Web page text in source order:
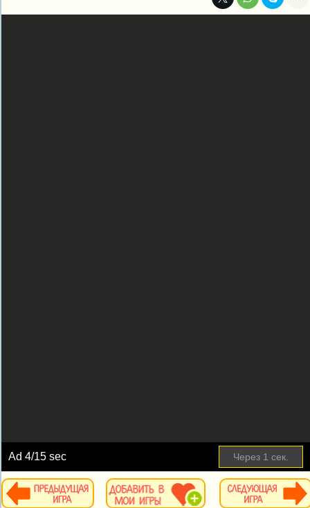
Ad4/15 sec Через 1 сек.